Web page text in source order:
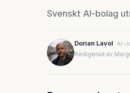
Svenskt AI-bolag
Dorian Lavol AI-
Redigerad av